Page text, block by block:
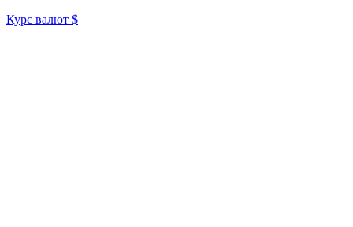
Курс валют $